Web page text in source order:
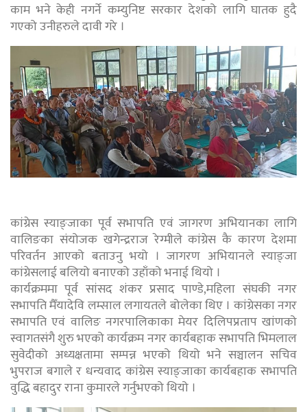
काम भने केही नगर्ने कम्युनिष्ट सरकार देशको लागि घातक हुदै
गएको उनीहरुले दावी गरे ।
कांग्रेस स्याङ्जाका पूर्व सभापति एवं जागरण अभियानका लागि
वालिङका संयोजक खगेन्द्रराज रेग्मीले कांग्रेस कै कारण देशमा
परिवर्तन आएको बताउनु भयो । जागरण अभियानले स्याङ्जा
कांग्रेसलाई बलियो बनाएको उहाँको भनाई थियो ।
कार्यक्रममा पूर्व सांसद शंकर प्रसाद पाण्डे,महिला संघकी नगर
सभापति मैँयादेवि लम्साल लगायतले बोलेका थिए । कांग्रेसका नगर
सभापति एवं वालिङ नगरपालिकाका मेयर दिलिपप्रताप खांणको
स्वागतसंगै शुरु भएको कार्यक्रम नगर कार्यबहाक सभापति भिमलाल
सुवेदीको अध्यक्षतामा सम्पन्न भएको थियो भने सञ्चालन सचिव
भुपराज बगाले र धन्यवाद कांग्रेस स्याङ्जाका कार्यबहाक सभापति
वुद्धि बहादुर राना कुमारले गर्नुभएको थियो ।